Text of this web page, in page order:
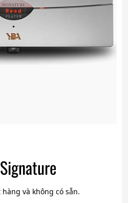
và không có sẵn.